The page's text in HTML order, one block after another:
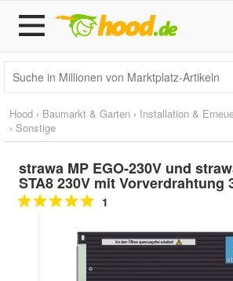
Hood › Baumarkt & Garten › Installation &
› Sonstige
strawa MP EGO-230V und
STA8 230V mit Vorverdrahtung
1